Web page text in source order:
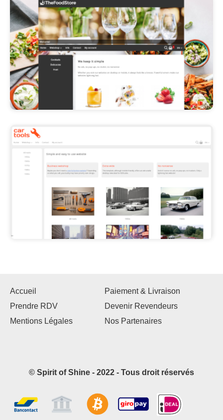
Accueil
Paiement & Livraison
Prendre RDV
Devenir Revendeurs
Mentions Légales
Nos Partenaires
© Spirit of Shine - 2022 - Tous droit réservés